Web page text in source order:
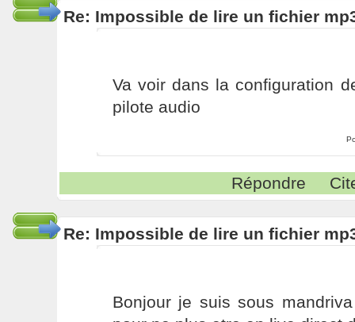
Re: Impossible de lire un fichier
Va voir dans la configuration
pilote audio
Répondre
Re: Impossible de lire un fichier
Bonjour je suis sous